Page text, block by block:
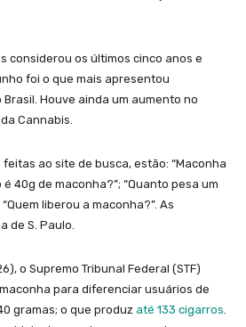
considerou os últimos cinco anos e
foi o que mais apresentou
Houve ainda um aumento no
Cannabis.
ao site de busca, estão: “Maconha
40g de maconha?”; “Quanto pesa um
liberou a maconha?”. As
de S. Paulo.
o Supremo Tribunal Federal (STF)
para diferenciar usuários de
gramas; o que produz até 133 cigarros